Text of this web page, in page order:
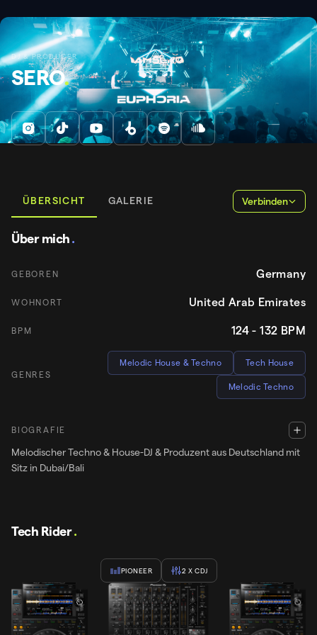
DJ & PRODUCER
SERO.
ÜBERSICHT GALERIE Verbinden
Über mich .
GEBOREN Germany
WOHNORT United Arab Emirates
BPM 124 - 132 BPM
GENRES
Melodic House & Techno Tech House
Melodic Techno
BIOGRAFIE
Melodischer Techno & House-DJ & Produzent aus Deutschland mit
Sitz in Dubai/Bali
Tech Rider.
PIONEER 2 X CDJ